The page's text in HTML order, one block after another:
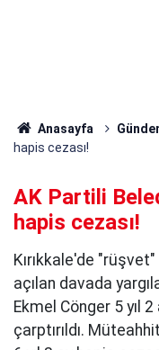
Anasayfa
hapis cezası!
AK Partili
hapis cezası!
Kırıkkale'de
açılan davada
Ekmel Cönger 5 yıl
çarptırıldı.